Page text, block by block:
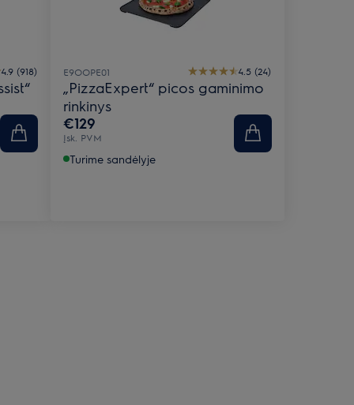
4.9 (918) E9OOPE01 4.5 (24)
„PizzaExpert“ picos gaminimo
rinkinys
€129
Įsk. PVM
Turime sandėlyje